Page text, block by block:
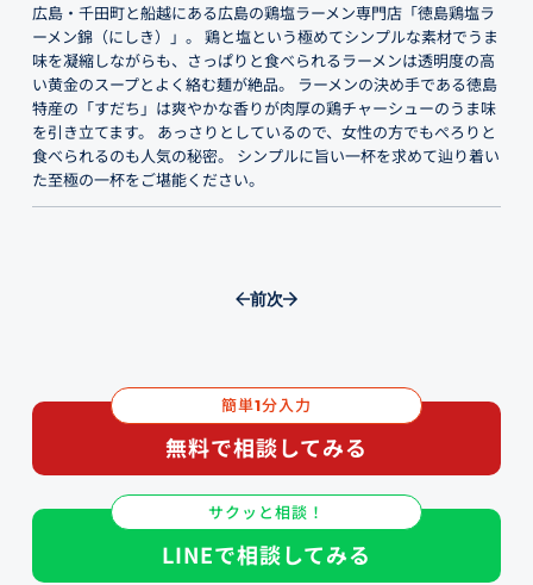
広島・千田町と船越にある広島の鶏塩ラーメン専門店「徳島鶏塩ラ
ーメン錦（にしき）」。 鶏と塩という極めてシンプルな素材でうま
味を凝縮しながらも、さっぱりと食べられるラーメンは透明度の高
い黄金のスープとよく絡む麺が絶品。 ラーメンの決め手である徳島
特産の「すだち」は爽やかな香りが肉厚の鶏チャーシューのうま味
を引き立てます。 あっさりとしているので、女性の方でもぺろりと
食べられるのも人気の秘密。 シンプルに旨い一杯を求めて辿り着い
た至極の一杯をご堪能ください。
前次
簡単1分入力
無料で相談してみる
サクッと相談！
LINEで相談してみる